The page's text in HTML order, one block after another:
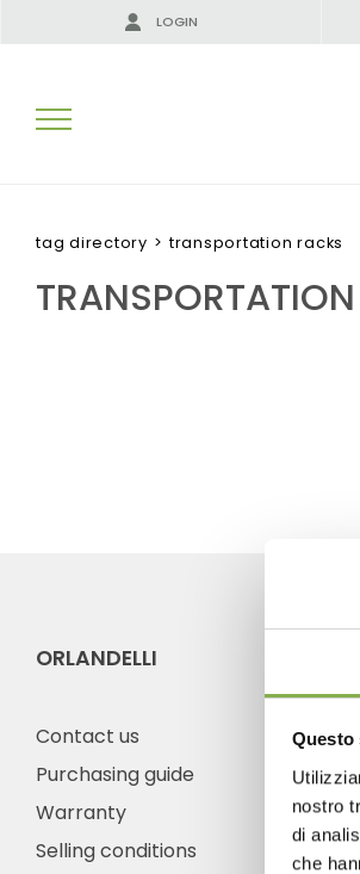
Questo
nostro
di
che
LOGIN
SEARCH RESULTS:
tag directory > transportation racks
ORLANDELLI
Contact us
Purchasing guide
Warranty
Selling conditions